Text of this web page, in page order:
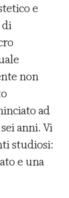
e
di
non
ad
anni. Vi
studiosi:
e una